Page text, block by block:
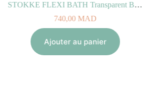
STOKKE FLEXI BATH Transparent Bleu
740,00MAD
Ajouter au panier